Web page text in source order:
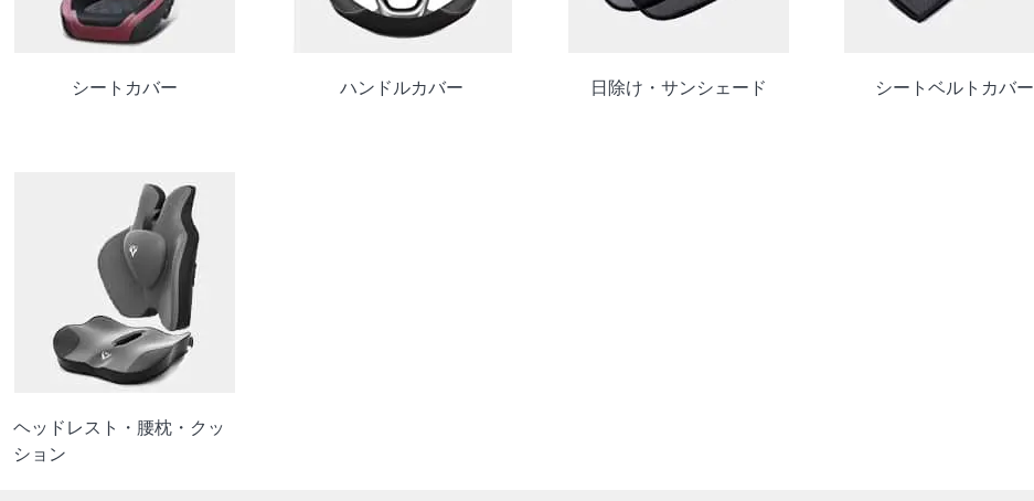
シートカバー ハンドルカバー 日除け・サンシェード シートベルトカバー
ヘッドレスト・腰枕・クッ
ション